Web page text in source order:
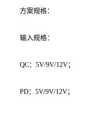
方案规格：
输入规格：
QC：5V/9V/12V；
PD：5V/9V/12V；